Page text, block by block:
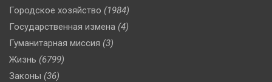
Городское хозяйство (1984)
Государственная измена (4)
Гуманитарная миссия (3)
Жизнь (6799)
Законы (36)